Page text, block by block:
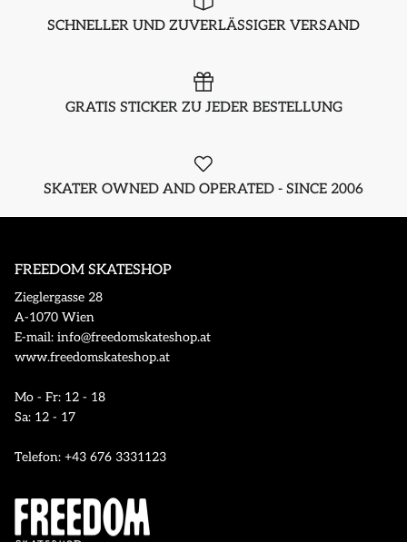
SCHNELLER UND ZUVERLÄSSIGER VERSAND
GRATIS STICKER ZU JEDER BESTELLUNG
SKATER OWNED AND OPERATED - SINCE 2006
FREEDOM SKATESHOP
Zieglergasse 28
A-1070 Wien
E-mail: info@freedomskateshop.at
www.freedomskateshop.at
Mo - Fr: 12 - 18
Sa: 12 - 17
Telefon: +43 676 3331123